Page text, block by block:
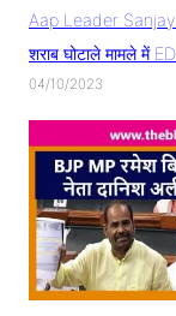
Aap Leader Sanjay
शराब घोटाले मामले में
04/10/2023